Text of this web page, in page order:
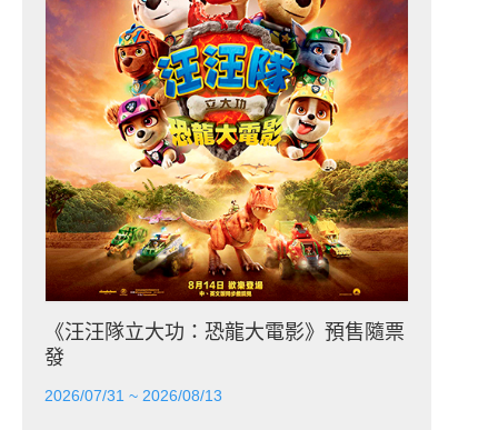
《汪汪隊立大功：恐龍大電影》預售隨票
發
2026/07/31 ~ 2026/08/13